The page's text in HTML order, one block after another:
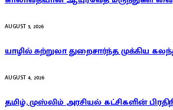
AUGUST 5, 2026
யாழில் சுற்றுலா துறைசார்ந்த முக்கிய
AUGUST 4, 2026
தமிழ், முஸ்லிம் அரசியல் கட்சிகளின்